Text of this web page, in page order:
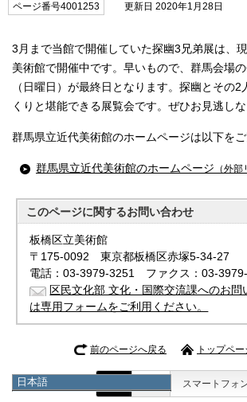
日本語
ページ番号4001253 更新日 2020年1月28日
3月まで当館で開催していた探幽3兄弟展は、
美術館で開催中です。早いもので、群馬会場
（日曜日）が最終日となります。探幽とその2
くりと堪能できる展覧会です。ぜひお見逃しな
群馬県立近代美術館のホームページは以下をご
群馬県立近代美術館のホームページ （外部
このページに関するお問い合わせ
板橋区立美術館
〒175-0092 東京都板橋区赤塚5-34-27
電話：03-3979-3251 ファクス：03-
区民文化部 文化・国際交流課へのお問
は専用フォームをご利用ください。
前のページへ戻る トップペ
スマートフォ